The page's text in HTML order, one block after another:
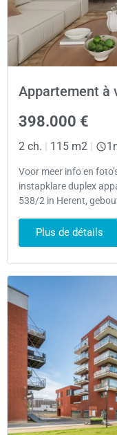
Appartement à
398.000 €
2 ch. | 115 m2 |
Voor meer info en
instapklare duplex
538/2 in Herent,
Plus de détails